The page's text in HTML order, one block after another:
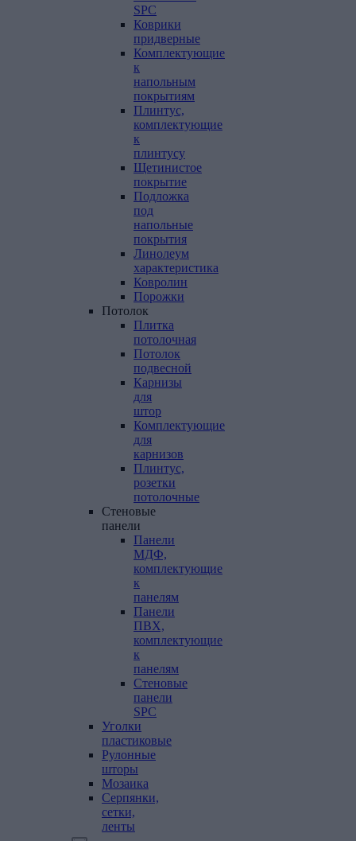
SPC
Коврики
придверные
Комплектующие
к
напольным
покрытиям
Плинтус,
комплектующие
к
плинтусу
Щетинистое
покрытие
Подложка
под
напольные
покрытия
Линолеум
характеристика
Ковролин
Порожки
Потолок
Плитка
потолочная
Потолок
подвесной
Карнизы
для
штор
Комплектующие
для
карнизов
Плинтус,
розетки
потолочные
Стеновые
панели
Панели
МДФ,
комплектующие
к
панелям
Панели
ПВХ,
комплектующие
к
панелям
Стеновые
панели
SPC
Уголки
пластиковые
Рулонные
шторы
Мозаика
Серпянки,
сетки,
ленты